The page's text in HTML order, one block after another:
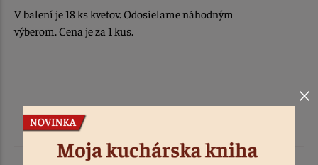
V balení je 18 ks kvetov. Odosielame náhodným
výberom. Cena je za 1 kus.